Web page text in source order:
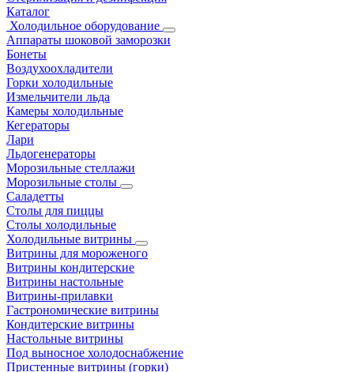
Каталог
Холодильное оборудование
Аппараты шоковой заморозки
Бонеты
Воздухоохладители
Горки холодильные
Измельчители льда
Камеры холодильные
Кегераторы
Лари
Льдогенераторы
Морозильные стеллажи
Морозильные столы
Саладетты
Столы для пиццы
Столы холодильные
Холодильные витрины
Витрины для мороженого
Витрины кондитерские
Витрины настольные
Витрины-прилавки
Гастрономические витрины
Кондитерские витрины
Настольные витрины
Под выносное холодоснабжение
Пристенные витрины (горки)